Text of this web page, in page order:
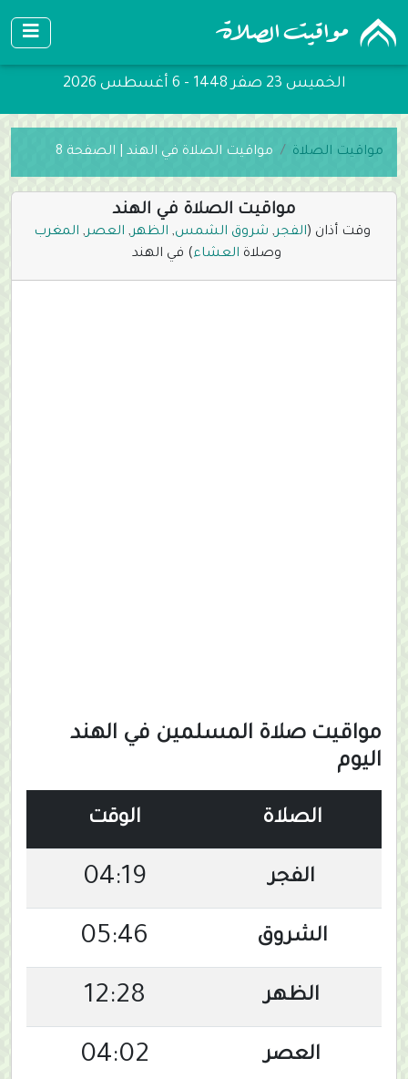
الخميس 23 صفر 1448 - 6 أغسطس 2026
مواقيت الصلاة مواقيت الصلاة في الهند | الصفحة 8
مواقيت الصلاة في الهند
وقت أذان (الفجر, شروق الشمس, الظهر, العصر, المغرب
وصلاة العشاء) في الهند
مواقيت صلاة المسلمين في الهند
اليوم
الصلاة الوقت
الفجر 04:19
الشروق 05:46
الظهر 12:28
العصر 04:02